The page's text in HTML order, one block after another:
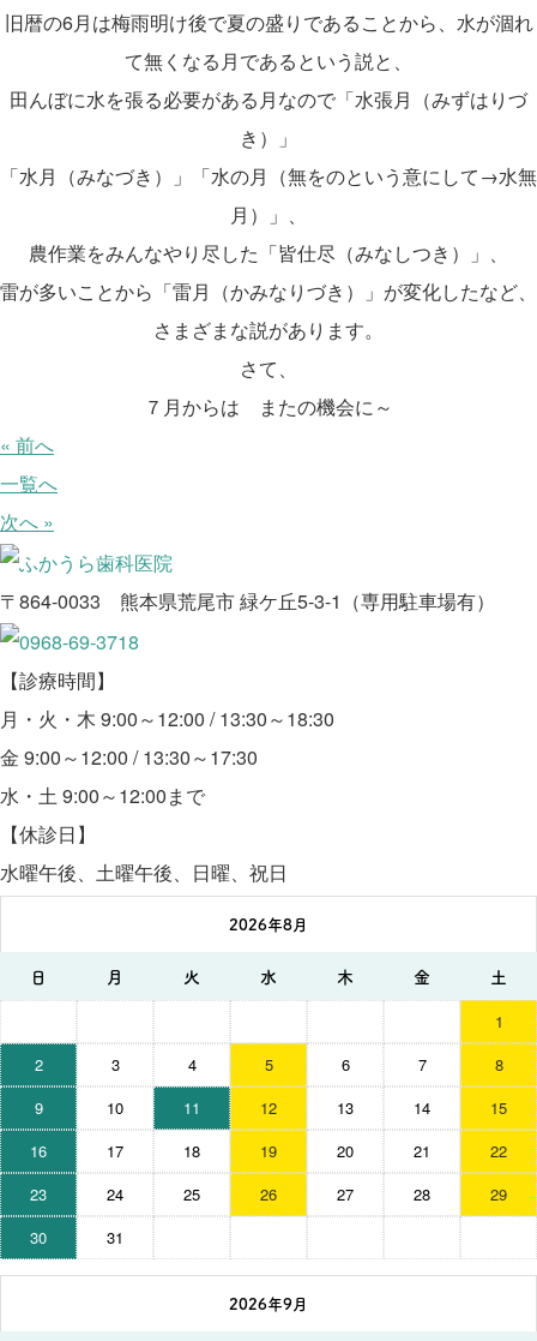
旧暦の6月は梅雨明け後で夏の盛りであることから、水が涸れ
て無くなる月であるという説と、
田んぼに水を張る必要がある月なので「水張月（みずはりづ
き）」
「水月（みなづき）」「水の月（無をのという意にして→水無
月）」、
農作業をみんなやり尽した「皆仕尽（みなしつき）」、
雷が多いことから「雷月（かみなりづき）」が変化したなど、
さまざまな説があります。
さて、
７月からは またの機会に～
« 前へ
一覧へ
次へ »
〒864-0033 熊本県荒尾市 緑ケ丘5-3-1（専用駐車場有）
【診療時間】
月・火・木 9:00～12:00 / 13:30～18:30
金 9:00～12:00 / 13:30～17:30
水・土 9:00～12:00まで
【休診日】
水曜午後、土曜午後、日曜、祝日
2026年8月
日 月 火 水 木 金 土
1
2
3 4 5 6 7
8
9
10 11 12 13 14
15
16
17 18 19 20 21
22
23
24 25 26 27 28
29
30
31
2026年9月